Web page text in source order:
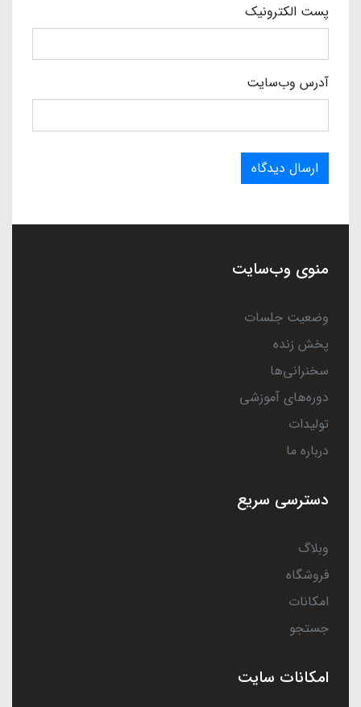
پست الکترونیک
آدرس وب‌سایت
ارسال دیدگاه
منوی وب‌سایت
وضعیت جلسات
پخش زنده
سخنرانی‌ها
دوره‌های آموزشی
تولیدات
درباره ما
دسترسی سریع
وبلاگ
فروشگاه
امکانات
جستجو
امکانات سایت